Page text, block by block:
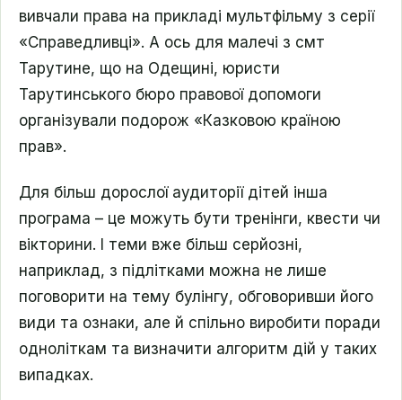
вивчали права на прикладі мультфільму з серії
«Справедливці». А ось для малечі з смт
Тарутине, що на Одещині, юристи
Тарутинського бюро правової допомоги
організували подорож «Казковою країною
прав».
Для більш дорослої аудиторії дітей інша
програма – це можуть бути тренінги, квести чи
вікторини. І теми вже більш серйозні,
наприклад, з підлітками можна не лише
поговорити на тему булінгу, обговоривши його
види та ознаки, але й спільно виробити поради
одноліткам та визначити алгоритм дій у таких
випадках.